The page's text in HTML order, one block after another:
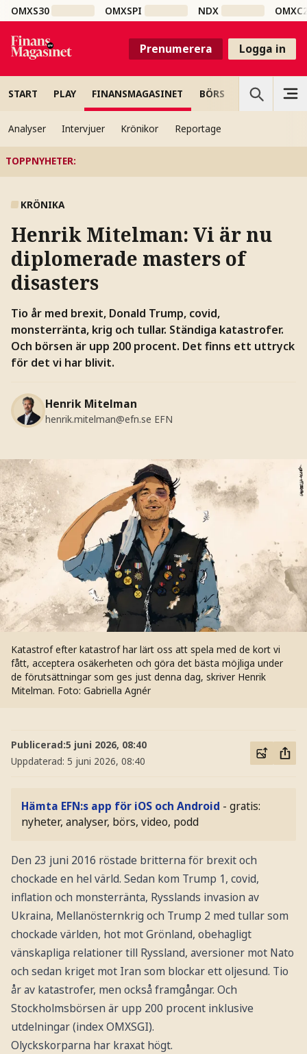
OMXS30 OMXSPI NDX
Prenumerera Logga in
START PLAY FINANSMAGASINET BÖRS VETENSKAP
Analyser Intervjuer Krönikor Reportage
TOPPNYHETER:
KRÖNIKA
Henrik Mitelman: Vi är nu
diplomerade masters of
disasters
Tio år med brexit, Donald Trump, covid,
monsterränta, krig och tullar. Ständiga katastrofer.
Och börsen är upp 200 procent. Det finns ett uttryck
för det vi har blivit.
Henrik Mitelman
henrik.mitelman@efn.se EFN
Katastrof efter katastrof har lärt oss att spela med de kort vi
fått, acceptera osäkerheten och göra det bästa möjliga under
de förutsättningar som ges just denna dag, skriver Henrik
Mitelman. Foto: Gabriella Agnér
Publicerad:5 juni 2026, 08:40
Uppdaterad: 5 juni 2026, 08:40
Hämta EFN:s app för iOS och Android - gratis:
nyheter, analyser, börs, video, podd
Den 23 juni 2016 röstade britterna för brexit och
chockade en hel värld. Sedan kom Trump 1, covid,
inflation och monsterränta, Rysslands invasion av
Ukraina, Mellanösternkrig och Trump 2 med tullar som
chockade världen, hot mot Grönland, obehagligt
vänskapliga relationer till Ryssland, aversioner mot Nato
och sedan kriget mot Iran som blockar ett oljesund. Tio
år av katastrofer, men också framgångar. Och
Stockholmsbörsen är upp 200 procent inklusive
utdelningar (index OMXSGI).
Olyckskorparna har kraxat högt.